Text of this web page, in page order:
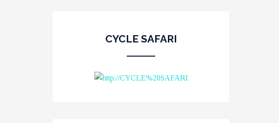
CYCLE SAFARI